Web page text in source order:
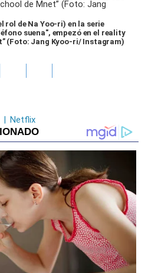
rol de Na Yoo-ri) en la serie
suena", empezó en el reality
(Foto: Jang Kyoo-ri/ Instagram)
| Netflix